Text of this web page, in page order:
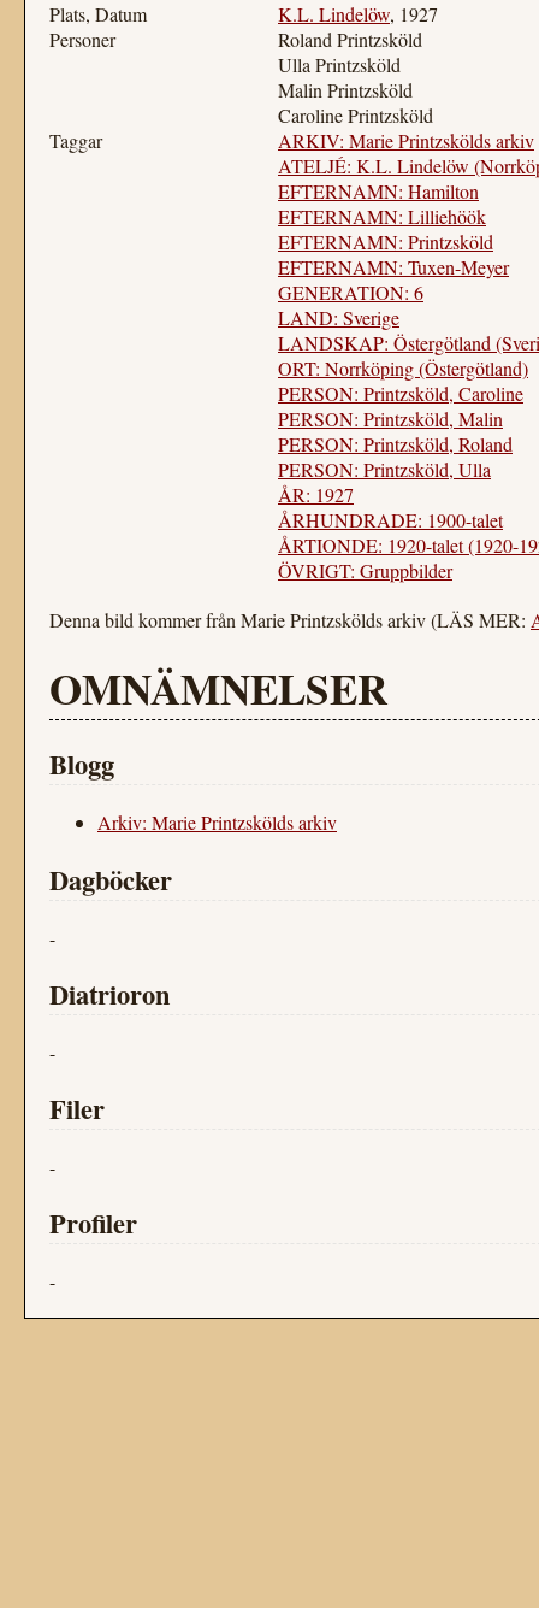
Plats, Datum K.L. Lindelöw, 1927
Personer
Roland Printzsköld
Ulla Printzsköld
Malin Printzsköld
Caroline Printzsköld
Taggar
ARKIV: Marie Printzskölds arkiv
ATELJÉ: K.L. Lindelöw
EFTERNAMN: Hamilton
EFTERNAMN: Lilliehöök
EFTERNAMN: Printzsköld
EFTERNAMN: Tuxen-Meyer
GENERATION: 6
LAND: Sverige
LANDSKAP: Östergötland
ORT: Norrköping (Östergötland)
PERSON: Printzsköld, Caroline
PERSON: Printzsköld, Malin
PERSON: Printzsköld, Roland
PERSON: Printzsköld, Ulla
ÅR: 1927
ÅRHUNDRADE: 1900-talet
ÅRTIONDE: 1920-talet (1920-
ÖVRIGT: Gruppbilder
Denna bild kommer från Marie Printzskölds arkiv (LÄS MER:
OMNÄMNELSER
Blogg
Arkiv: Marie Printzskölds arkiv
Dagböcker
-
Diatrioron
-
Filer
-
Profiler
-